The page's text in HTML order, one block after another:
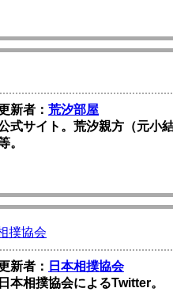
更新者： 荒汐部屋
式サイト。荒汐親方（元小
。
撲協会
更新者： 日本相撲協会
日本相撲協会によるTwitter。